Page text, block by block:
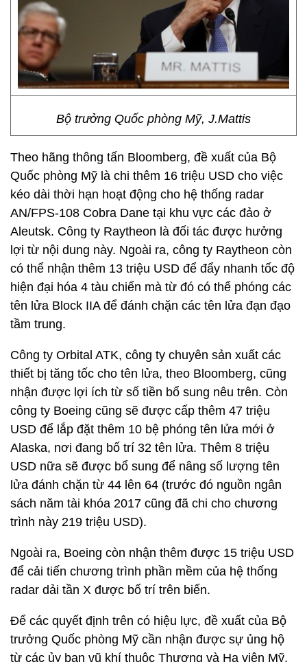
Bộ trưởng Quốc phòng Mỹ, J.Mattis
Theo hãng thông tấn Bloomberg, đề xuất của Bộ
Quốc phòng Mỹ là chi thêm 16 triệu USD cho việc
kéo dài thời hạn hoạt động cho hệ thống radar
AN/FPS-108 Cobra Dane tại khu vực các đảo ở
Aleutsk. Công ty Raytheon là đối tác được hưởng
lợi từ nội dung này. Ngoài ra, công ty Raytheon còn
có thể nhận thêm 13 triệu USD để đẩy nhanh tốc độ
hiện đại hóa 4 tàu chiến mà từ đó có thể phóng các
tên lửa Block IIA để đánh chặn các tên lửa đạn đạo
tầm trung.
Công ty Orbital ATK, công ty chuyên sản xuất các
thiết bị tăng tốc cho tên lửa, theo Bloomberg, cũng
nhận được lợi ích từ số tiền bổ sung nêu trên. Còn
công ty Boeing cũng sẽ được cấp thêm 47 triệu
USD để lắp đặt thêm 10 bệ phóng tên lửa mới ở
Alaska, nơi đang bố trí 32 tên lửa. Thêm 8 triệu
USD nữa sẽ được bổ sung để nâng số lượng tên
lửa đánh chặn từ 44 lên 64 (trước đó nguồn ngân
sách năm tài khóa 2017 cũng đã chi cho chương
trình này 219 triệu USD).
Ngoài ra, Boeing còn nhận thêm được 15 triệu USD
để cải tiến chương trình phần mềm của hệ thống
radar dải tần X được bố trí trên biển.
Để các quyết định trên có hiệu lực, đề xuất của Bộ
trưởng Quốc phòng Mỹ cần nhận được sự ủng hộ
từ các ủy ban vũ khí thuộc Thượng và Hạ viện Mỹ.